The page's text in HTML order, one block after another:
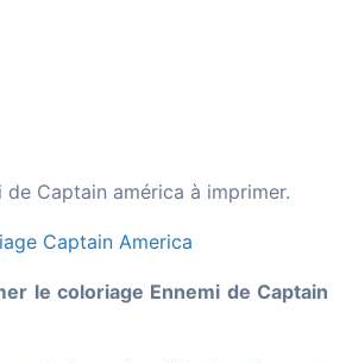
de Captain américa à imprimer.
Captain America
le coloriage Ennemi de Captain